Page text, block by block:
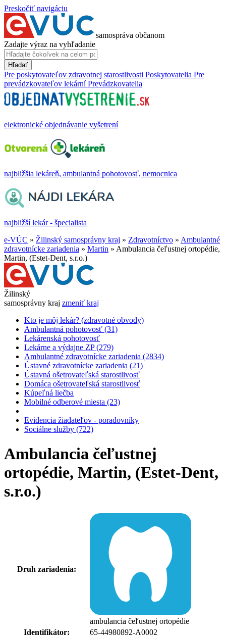
Preskočiť navigáciu
samospráva občanom
Zadajte výraz na vyhľadanie
Hľadať
Pre poskytovateľov zdravotnej starostlivosti Poskytovatelia Pre
prevádzkovateľov lekární Prevádzkovatelia
elektronické objednávanie vyšetrení
najbližšia lekáreň, ambulantná pohotovosť, nemocnica
najbližší lekár - špecialista
e-VÚC » Žilinský samosprávny kraj » Zdravotníctvo » Ambulantné
zdravotnícke zariadenia » Martin » Ambulancia čeľustnej ortopédie,
Martin, (Estet-Dent, s.r.o.)
Žilinský
samosprávny kraj zmeniť kraj
Kto je môj lekár? (zdravotné obvody)
Ambulantná pohotovosť (31)
Lekárenská pohotovosť
Lekárne a výdajne ZP (279)
Ambulantné zdravotnícke zariadenia (2834)
Ústavné zdravotnícke zariadenia (21)
Ústavná ošetrovateľská starostlivosť
Domáca ošetrovateľská starostlivosť
Kúpeľná liečba
Mobilné odberové miesta (23)
Evidencia žiadateľov - poradovníky
Sociálne služby (722)
Ambulancia čeľustnej
ortopédie, Martin, (Estet-Dent,
s.r.o.)
Druh zariadenia:
ambulancia čeľustnej ortopédie
Identifikátor:
65-44980892-A0002